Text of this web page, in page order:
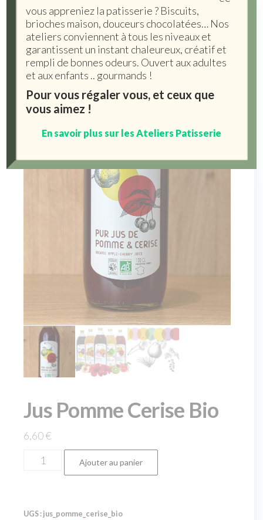
Jus Pomme Cerise Bio
6,60€
Ajouter au panier
UGS : jus_pomme_cerise_bio
vous appreniez la patisserie ? Biscuits,
brioches maison, douceurs chocolatées… Nos
ateliers conviennent à tous les niveaux et
garantissent un instant chaleureux, créatif et
rempli de bonnes odeurs. Ouvert aux adultes
et aux enfants .. gourmands !
Pour vous régaler vous, et ceux que
vous aimez !
En savoir plus sur les Ateliers Patisserie